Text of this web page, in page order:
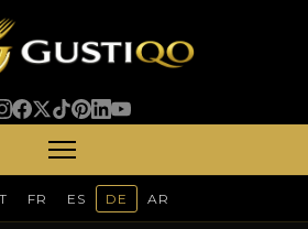
FR ES DE AR
Anfordern